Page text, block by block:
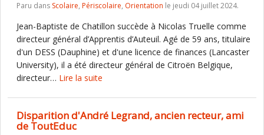
Paru dans Scolaire, Périscolaire, Orientation le jeudi 04 juillet 2024.
Jean-Baptiste de Chatillon succède à Nicolas Truelle comme
directeur général d’Apprentis d’Auteuil. Agé de 59 ans, titulaire
d'un DESS (Dauphine) et d'une licence de finances (Lancaster
University), il a été directeur général de Citroën Belgique,
directeur… Lire la suite
Disparition d'André Legrand, ancien recteur, ami
de ToutEduc